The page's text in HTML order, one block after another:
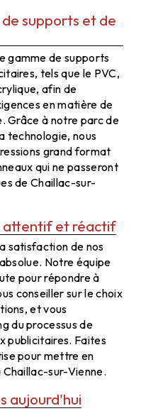
supports et de
gamme de supports
tels que le PVC,
afin de
en matière de
Grâce à notre parc de
technologie, nous
grand format
qui ne passeront
de Chaillac-sur-
attentif et réactif
satisfaction de nos
Notre équipe
pour répondre à
conseiller sur le choix
et vous
du processus de
publicitaires. Faites
pour mettre en
sur-Vienne.
aujourd'hui